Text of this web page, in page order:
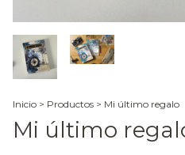
Inicio > Productos > Mi último regalo
Mi último